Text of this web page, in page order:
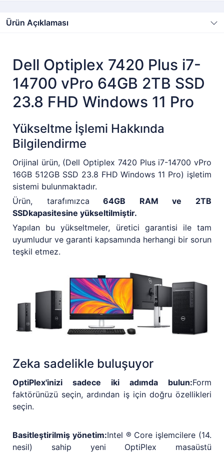
Ürün Açıklaması
Dell Optiplex 7420 Plus i7-
14700 vPro 64GB 2TB SSD
23.8 FHD Windows 11 Pro
Yükseltme İşlemi Hakkında
Bilgilendirme
Orijinal ürün, (Dell Optiplex 7420 Plus i7-14700 vPro
16GB 512GB SSD 23.8 FHD Windows 11 Pro) işletim
sistemi bulunmaktadır.
Ürün, tarafımızca 64GB RAM ve 2TB
SSDkapasitesine yükseltilmiştir.
Yapılan bu yükseltmeler, üretici garantisi ile tam
uyumludur ve garanti kapsamında herhangi bir sorun
teşkil etmez.
Zeka sadelikle buluşuyor
OptiPlex'inizi sadece iki adımda bulun:Form
faktörünüzü seçin, ardından iş için doğru özellikleri
seçin.
Basitleştirilmiş yönetim:Intel ® Core işlemcilere (14.
nesil) sahip yeni OptiPlex masaüstü